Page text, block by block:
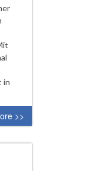
in
>>